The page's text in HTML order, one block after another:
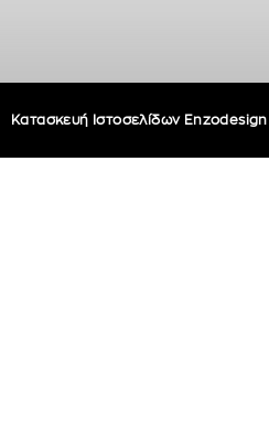
Κατασκευή Ιστοσελίδων Enzodesign